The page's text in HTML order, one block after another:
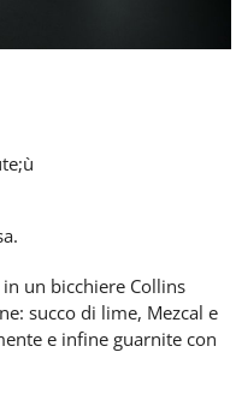
un bicchiere Collins
succo di lime, Mezcal e
e infine guarnite con